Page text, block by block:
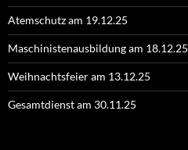
Atemschutz am 19.12.25
Maschinistenausbildung am 18.12.25
Weihnachtsfeier am 13.12.25
Gesamtdienst am 30.11.25